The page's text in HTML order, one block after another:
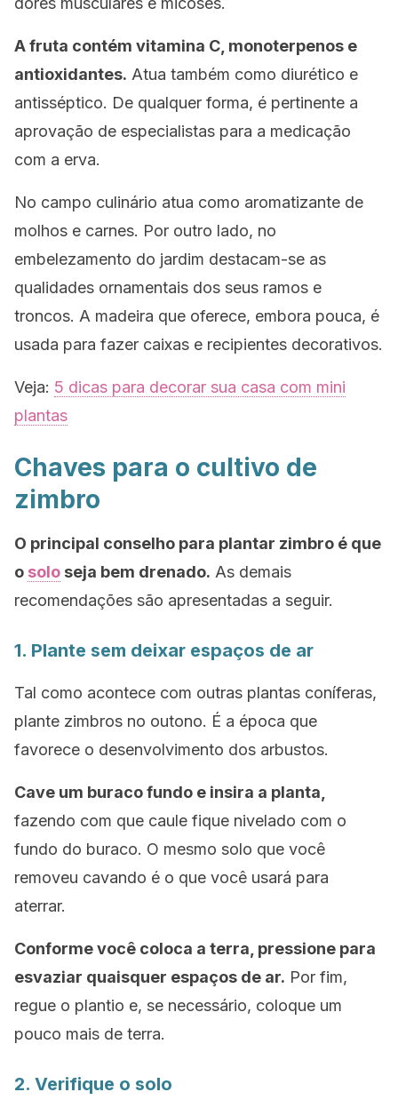
A fruta contém vitamina C, monoterpenos e
antioxidantes. Atua também como diurético e
antisséptico. De qualquer forma, é pertinente a
aprovação de especialistas para a medicação
com a erva.
No campo culinário atua como aromatizante de
molhos e carnes. Por outro lado, no
embelezamento do jardim destacam-se as
qualidades ornamentais dos seus ramos e
troncos. A madeira que oferece, embora pouca, é
usada para fazer caixas e recipientes decorativos.
Veja: 5 dicas para decorar sua casa com mini
plantas
Chaves para o cultivo de
zimbro
O principal conselho para plantar zimbro é que
o solo seja bem drenado. As demais
recomendações são apresentadas a seguir.
1. Plante sem deixar espaços de ar
Tal como acontece com outras plantas coníferas,
plante zimbros no outono. É a época que
favorece o desenvolvimento dos arbustos.
Cave um buraco fundo e insira a planta,
fazendo com que caule fique nivelado com o
fundo do buraco. O mesmo solo que você
removeu cavando é o que você usará para
aterrar.
Conforme você coloca a terra, pressione para
esvaziar quaisquer espaços de ar. Por fim,
regue o plantio e, se necessário, coloque um
pouco mais de terra.
2. Verifique o solo